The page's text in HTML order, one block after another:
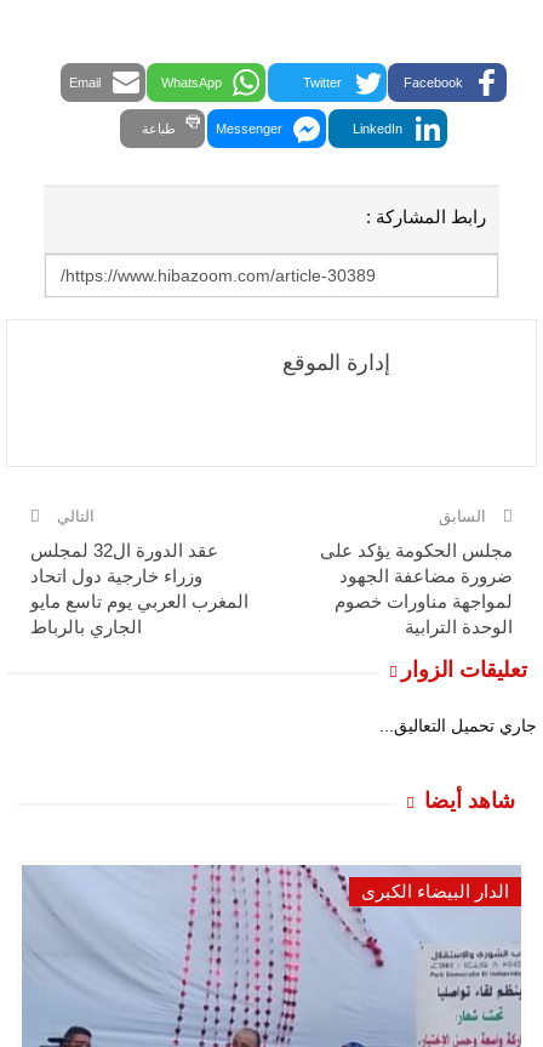
Facebook
Twitter
WhatsApp
Email
LinkedIn
Messenger طباعة
رابط المشاركة :
إدارة الموقع
السابق
مجلس الحكومة يؤكد على
ضرورة مضاعفة الجهود
لمواجهة مناورات خصوم
الوحدة الترابية
التالي
عقد الدورة ال32 لمجلس
وزراء خارجية دول اتحاد
المغرب العربي يوم تاسع مايو
الجاري بالرباط
تعليقات الزوار
جاري تحميل التعاليق...
شاهد أيضا
الدار البيضاء الكبرى